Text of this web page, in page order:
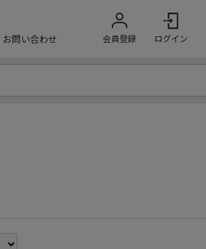
お問い合わせ 会員登録 ログイン